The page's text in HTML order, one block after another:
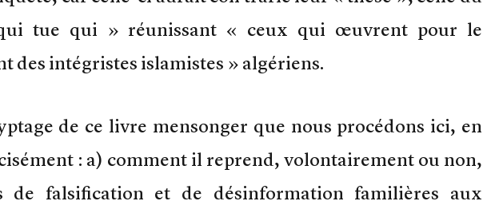
tue qui » réunissant « ceux qui œuvrent pour le
des intégristes islamistes » algériens.
de ce livre mensonger que nous procédons ici, en
: a) comment il reprend, volontairement ou non,
de falsification et de désinformation familières aux